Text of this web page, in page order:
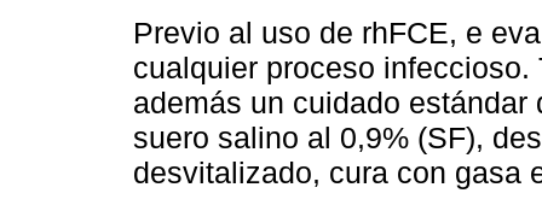
Previo al uso de rhFCE, e
cualquier proceso
además un cuidado
suero salino al 0,9% (SF),
desvitalizado, cura con gasa